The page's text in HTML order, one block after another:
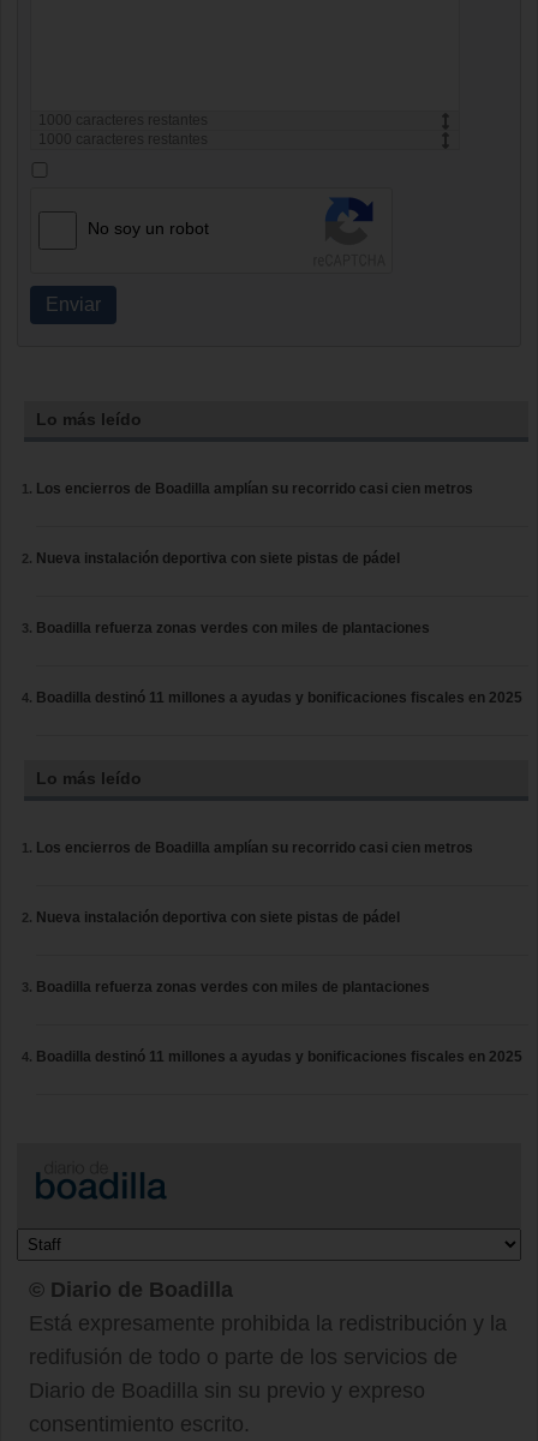
caracteres restantes
caracteres restantes
No soy un robot
Enviar
Lo más leído
Los encierros de Boadilla amplían su recorrido casi cien metros
Nueva instalación deportiva con siete pistas de pádel
Boadilla refuerza zonas verdes con miles de plantaciones
Boadilla destinó 11 millones a ayudas y bonificaciones fiscales en 2025
Lo más leído
Los encierros de Boadilla amplían su recorrido casi cien metros
Nueva instalación deportiva con siete pistas de pádel
Boadilla refuerza zonas verdes con miles de plantaciones
Boadilla destinó 11 millones a ayudas y bonificaciones fiscales en 2025
© Diario de Boadilla
Está expresamente prohibida la redistribución y la
redifusión de todo o parte de los servicios de
Diario de Boadilla sin su previo y expreso
consentimiento escrito.